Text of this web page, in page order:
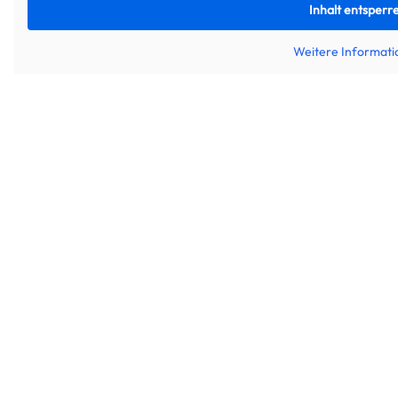
Inhalt
Weitere